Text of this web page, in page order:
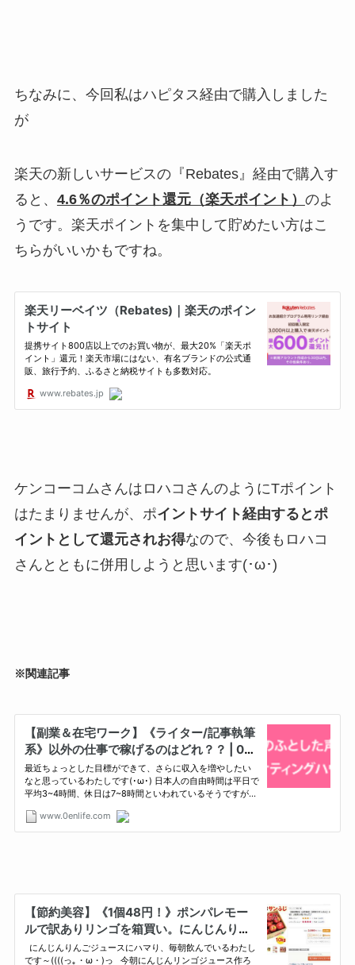
ちなみに、今回私はハピタス経由で購入しました
が
楽天の新しいサービスの『Rebates』経由で購入す
ると、 4.6％のポイント還元（楽天ポイント） のよ
うです。楽天ポイントを集中して貯めたい方はこ
ちらがいいかもですね。
ケンコーコムさんはロハコさんのようにTポイント
はたまりませんが、ポイントサイト経由するとポ
イントとして還元されお得なので、今後もロハコ
さんとともに併用しようと思います(･ω･)
※関連記事